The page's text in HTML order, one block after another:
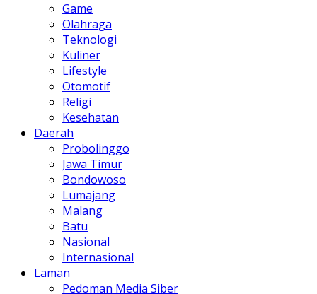
Game
Olahraga
Teknologi
Kuliner
Lifestyle
Otomotif
Religi
Kesehatan
Daerah
Probolinggo
Jawa Timur
Bondowoso
Lumajang
Malang
Batu
Nasional
Internasional
Laman
Pedoman Media Siber